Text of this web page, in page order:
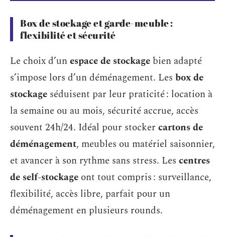
Box de stockage et garde-meuble :
flexibilité et sécurité
Le choix d’unespace de stockage bien adapté
s’impose lors d’un déménagement. Les box de
stockage séduisent par leur praticité : location à
la semaine ou au mois, sécurité accrue, accès
souvent 24h/24. Idéal pour stocker cartons de
déménagement, meubles ou matériel saisonnier,
et avancer à son rythme sans stress. Les centres
de self-stockage ont tout compris : surveillance,
flexibilité, accès libre, parfait pour un
déménagement en plusieurs rounds.